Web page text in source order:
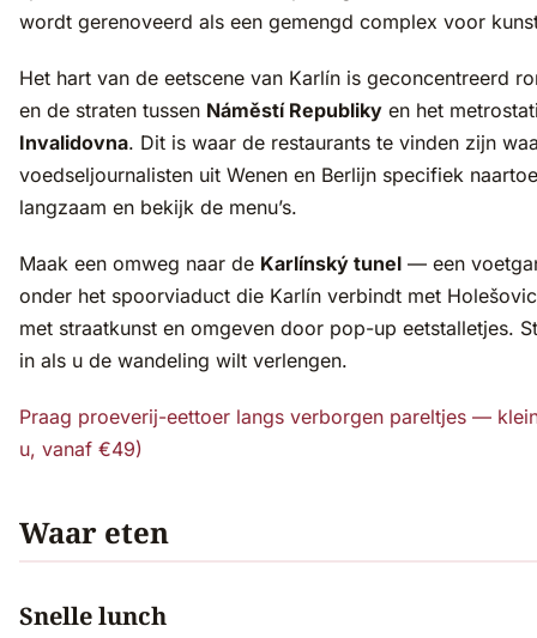
wordt gerenoveerd als een gemengd complex voor
Het hart van de eetscene van Karlín is geconcentreerd
en de straten tussen Náměstí Republiky en het
Invalidovna. Dit is waar de restaurants te vinden zijn
voedseljournalisten uit Wenen en Berlijn specifiek
langzaam en bekijk de menu’s.
Maak een omweg naar de Karlínský tunel — een
onder het spoorviaduct die Karlín verbindt met
met straatkunst en omgeven door pop-up eetstalletjes.
in als u de wandeling wilt verlengen.
Praag proeverij-eettoer langs verborgen pareltjes —
u, vanaf €49)
Waar eten
Snelle lunch